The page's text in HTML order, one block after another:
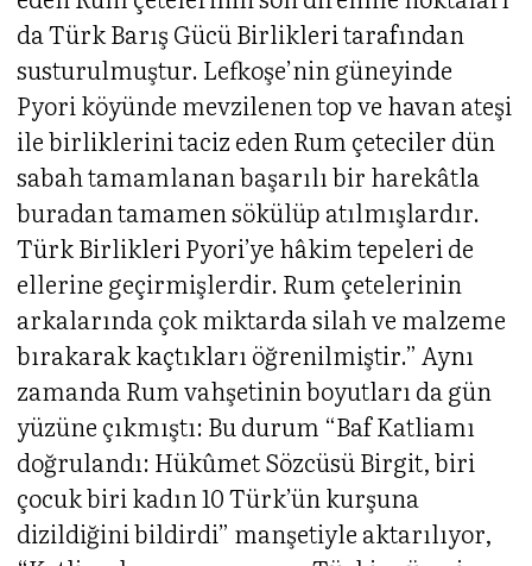
da Türk Barış Gücü Birlikleri tarafından
susturulmuştur. Lefkoşe’nin güneyinde
Pyori köyünde mevzilenen top ve havan ateşi
ile birliklerini taciz eden Rum çeteciler dün
sabah tamamlanan başarılı bir harekâtla
buradan tamamen sökülüp atılmışlardır.
Türk Birlikleri Pyori’ye hâkim tepeleri de
ellerine geçirmişlerdir. Rum çetelerinin
arkalarında çok miktarda silah ve malzeme
bırakarak kaçtıkları öğrenilmiştir.” Aynı
zamanda Rum vahşetinin boyutları da gün
yüzüne çıkmıştı: Bu durum “Baf Katliamı
doğrulandı: Hükûmet Sözcüsü Birgit, biri
çocuk biri kadın 10 Türk’ün kurşuna
dizildiğini bildirdi” manşetiyle aktarılıyor,